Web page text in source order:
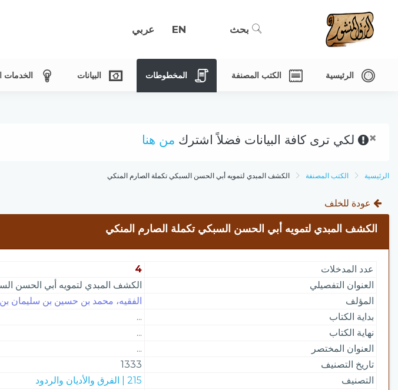
بحث EN عربي
الرئيسية الكتب المصنفة المخطوطات البيانات الخدمات
× لكي ترى كافة البيانات فضلاً اشترك من هنا
الرئيسية الكتب المصنفة الكشف المبدي لتمويه أبي الحسن السبكي تكملة الصارم المنكي
عودة للخلف
الكشف المبدي لتمويه أبي الحسن السبكي تكملة الصارم المنكي
عدد المدخلات
4
العنوان التفصيلي
الكشف المبدي لتمويه أبي الحسن
المؤلف
الفقيه، محمد بن حسين بن سليمان بن
بداية الكتاب
...
نهاية الكتاب
...
العنوان المختصر
...
تاريخ التصنيف
1333
التصنيف
215 | الفرق والأديان والردود